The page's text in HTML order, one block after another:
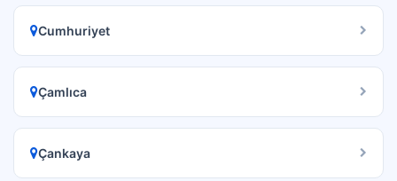
Cumhuriyet
Çamlıca
Çankaya